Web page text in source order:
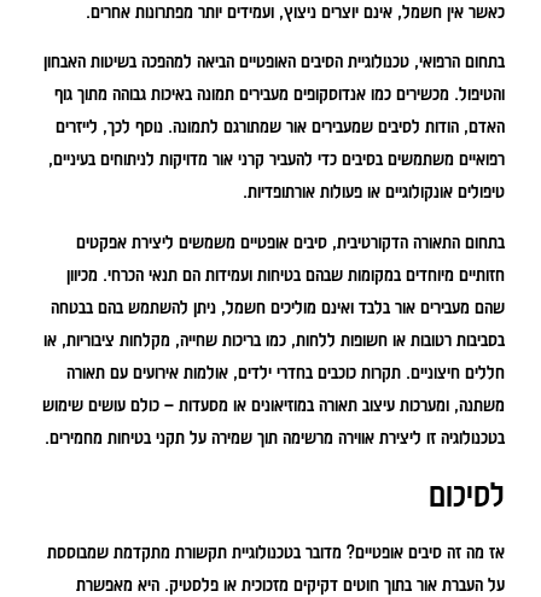
כאשר אין חשמל, אינם יוצרים ניצוץ, ועמידים יותר מפתרונות אחרים.
בתחום הרפואי, טכנולוגיית הסיבים האופטיים הביאה למהפכה בשיטות האבחון
והטיפול. מכשירים כמו אנדוסקופים מעבירים תמונה באיכות גבוהה מתוך גוף
האדם, הודות לסיבים שמעבירים אור שמתורגם לתמונה. נוסף לכך, לייזרים
רפואיים משתמשים בסיבים כדי להעביר קרני אור מדויקות לניתוחים בעיניים,
טיפולים אונקולוגיים או פעולות אורתופדיות.
בתחום התאורה הדקורטיבית, סיבים אופטיים משמשים ליצירת אפקטים
חזותיים מיוחדים במקומות שבהם בטיחות ועמידות הם תנאי הכרחי. מכיוון
שהם מעבירים אור בלבד ואינם מוליכים חשמל, ניתן להשתמש בהם בבטחה
בסביבות רטובות או חשופות ללחות, כמו בריכות שחייה, מקלחות ציבוריות, או
חללים חיצוניים. תקרות כוכבים בחדרי ילדים, אולמות אירועים עם תאורה
משתנה, ומערכות עיצוב תאורה במוזיאונים או מסעדות – כולם עושים שימוש
בטכנולוגיה זו ליצירת אווירה מרשימה תוך שמירה על תקני בטיחות מחמירים.
לסיכום
אז מה זה סיבים אופטיים? מדובר בטכנולוגיית תקשורת מתקדמת שמבוססת
על העברת אור בתוך חוטים דקיקים מזכוכית או פלסטיק. היא מאפשרת